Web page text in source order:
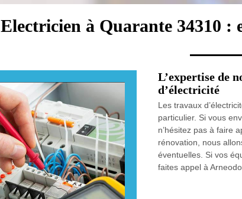
Electricien à Quarante 34310 :
L’expertise de
d’électricité
Les travaux
particulier. Si vous
n’hésitez pas à faire
rénovation, nous
éventuelles. Si vos
faites appel à